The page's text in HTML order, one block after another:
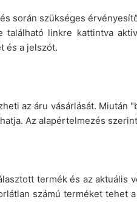
során szükséges
linkre kattintva
és a jelszót.
az áru vásárlását. Miután
Az alapértelmezés
termék és az aktuális
számú terméket tehet